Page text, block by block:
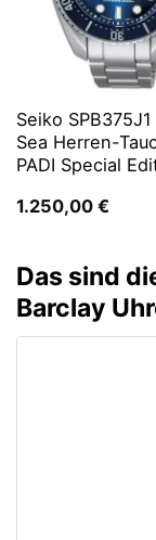
Seiko
Sea Herren-
PADI Special
1.250,00 €
Das sind
Barclay